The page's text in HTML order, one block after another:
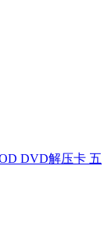
DVD解压卡 五